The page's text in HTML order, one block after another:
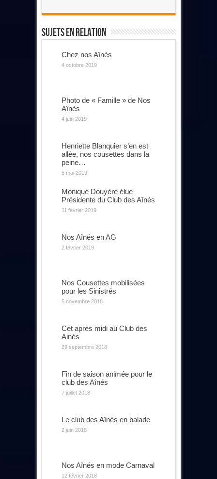
Sujets En Relation
Chez nos Aînés
4 octobre 2019
Photo de « Famille » de Nos
Aînés
4 juin 2019
Henriette Blanquier s’en est
allée, nos cousettes dans la
peine…
5 mai 2019
Monique Douyère élue
Présidente du Club des Aînés
11 février 2019
Nos Aînés en AG
2 février 2019
Nos Cousettes mobilisées
pour les Sinistrés
5 novembre 2018
Cet après midi au Club des
Ainés
29 septembre 2018
Fin de saison animée pour le
club des Aînés
7 juillet 2018
Le club des Aînés en balade
2 juin 2018
Nos Aînés en mode Carnaval
12 février 2018